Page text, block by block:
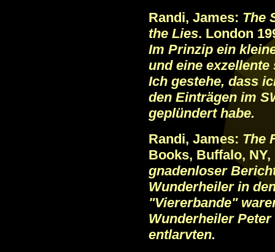
Randi, James: The
the Lies. London
Im Prinzip ein
und eine
Ich gestehe, dass
den Einträgen im
geplündert habe.
Randi, James: The
Books, Buffalo,
gnadenloser
Wunderheiler in
"Viererbande"
Wunderheiler
entlarvten.